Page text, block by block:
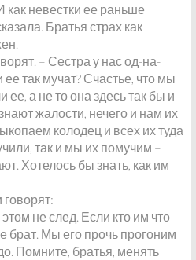
как невестки ее раньше
Братья страх как
– Сестра у нас од-на-
так мучат? Счастье, что мы
ее, а не то она здесь так бы и
жалости, нечего и нам их
колодец и всех их туда
так и мы их помучим –
Хотелось бы знать, как им
говорят:
не след. Если кто им что
брат. Мы его прочь прогоним
Помните, братья, менять